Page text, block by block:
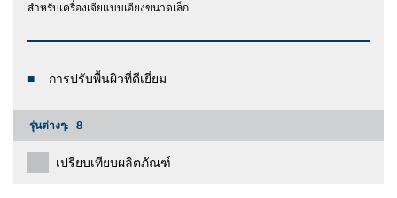
สำหรับเครื่องเจียแบบเอียงขนาดเล็ก
การปรับพื้นผิวที่ดีเยี่ยม
รุ่นต่างๆ: 8
เปรียบเทียบผลิตภัณฑ์